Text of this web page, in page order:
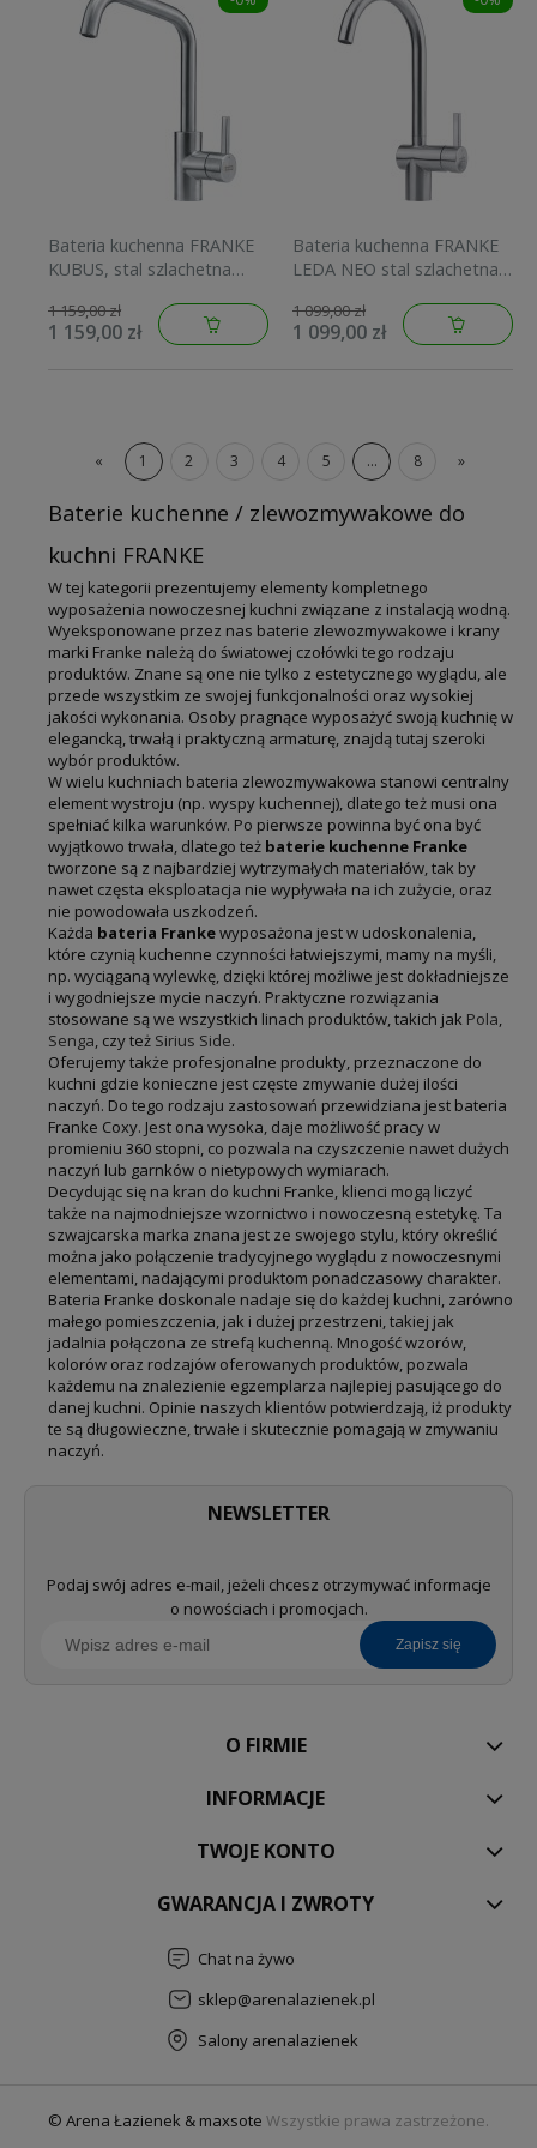
Bateria kuchenna FRANKE
KUBUS, stal szlachetna
1 159,00 zł
1 159,00 zł
Bateria kuchenna FRANKE
LEDA NEO stal szlachetna
1 099,00 zł
1 099,00 zł
« 1 2 3 4 5 ... 8 »
Baterie kuchenne / zlewozmywakowe do
kuchni FRANKE
W tej kategorii prezentujemy elementy kompletnego
wyposażenia nowoczesnej kuchni związane z instalacją wodną.
Wyeksponowane przez nas baterie zlewozmywakowe i krany
marki Franke należą do światowej czołówki tego rodzaju
produktów. Znane są one nie tylko z estetycznego wyglądu, ale
przede wszystkim ze swojej funkcjonalności oraz wysokiej
jakości wykonania. Osoby pragnące wyposażyć swoją kuchnię w
elegancką, trwałą i praktyczną armaturę, znajdą tutaj szeroki
wybór produktów.
W wielu kuchniach bateria zlewozmywakowa stanowi centralny
element wystroju (np. wyspy kuchennej), dlatego też musi ona
spełniać kilka warunków. Po pierwsze powinna być ona być
wyjątkowo trwała, dlatego też baterie kuchenne Franke
tworzone są z najbardziej wytrzymałych materiałów, tak by
nawet częsta eksploatacja nie wypływała na ich zużycie, oraz
nie powodowała uszkodzeń.
Każda bateria Frankewyposażona jest w udoskonalenia,
które czynią kuchenne czynności łatwiejszymi, mamy na myśli,
np. wyciąganą wylewkę, dzięki której możliwe jest dokładniejsze
i wygodniejsze mycie naczyń. Praktyczne rozwiązania
stosowane są we wszystkich linach produktów, takich jak Pola,
Senga, czy też Sirius Side.
Oferujemy także profesjonalne produkty, przeznaczone do
kuchni gdzie konieczne jest częste zmywanie dużej ilości
naczyń. Do tego rodzaju zastosowań przewidziana jest bateria
Franke Coxy. Jest ona wysoka, daje możliwość pracy w
promieniu 360 stopni, co pozwala na czyszczenie nawet dużych
naczyń lub garnków o nietypowych wymiarach.
Decydując się na kran do kuchni Franke, klienci mogą liczyć
także na najmodniejsze wzornictwo i nowoczesną estetykę. Ta
szwajcarska marka znana jest ze swojego stylu, który określić
można jako połączenie tradycyjnego wyglądu z nowoczesnymi
elementami, nadającymi produktom ponadczasowy charakter.
Bateria Franke doskonale nadaje się do każdej kuchni, zarówno
małego pomieszczenia, jak i dużej przestrzeni, takiej jak
jadalnia połączona ze strefą kuchenną. Mnogość wzorów,
kolorów oraz rodzajów oferowanych produktów, pozwala
każdemu na znalezienie egzemplarza najlepiej pasującego do
danej kuchni. Opinie naszych klientów potwierdzają, iż produkty
te są długowieczne, trwałe i skutecznie pomagają w zmywaniu
naczyń.
NEWSLETTER
Podaj swój adres e-mail, jeżeli chcesz otrzymywać informacje
o nowościach i promocjach.
zapisz się
O FIRMIE
INFORMACJE
TWOJE KONTO
GWARANCJA I ZWROTY
Chat na żywo
sklep@arenalazienek.pl
Salony arenalazienek
© Arena Łazienek & maxsote Wszystkie prawa zastrzeżone.